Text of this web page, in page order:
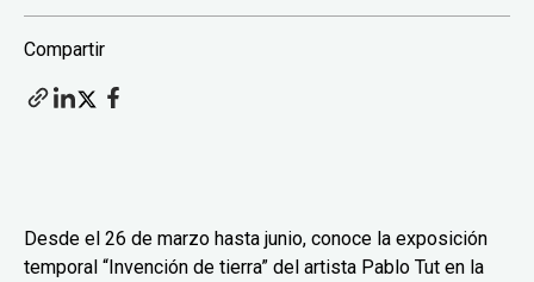
Compartir
Desde el 26 de marzo hasta junio, conoce la exposición
temporal “Invención de tierra” del artista Pablo Tut en la